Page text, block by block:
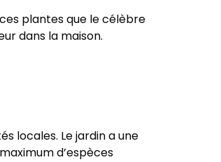
plantes que le célèbre
dans la maison.
locales. Le jardin a une
d’espèces